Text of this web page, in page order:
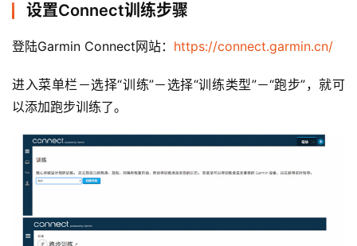
设置Connect训练步骤
登陆Garmin Connect网站： https://connect.garmin.cn/
进入菜单栏－选择“训练”－选择“训练类型”－“跑步”，就可
以添加跑步训练了。